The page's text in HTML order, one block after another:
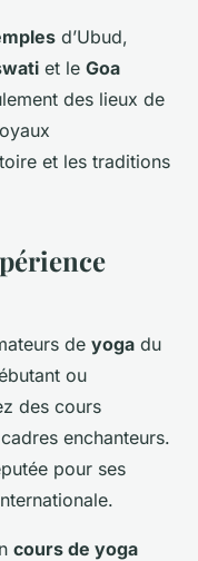
d’Ubud,
et le Goa
des lieux de
et les traditions
de yoga du
ou
des cours
enchanteurs.
pour ses
cours de yoga